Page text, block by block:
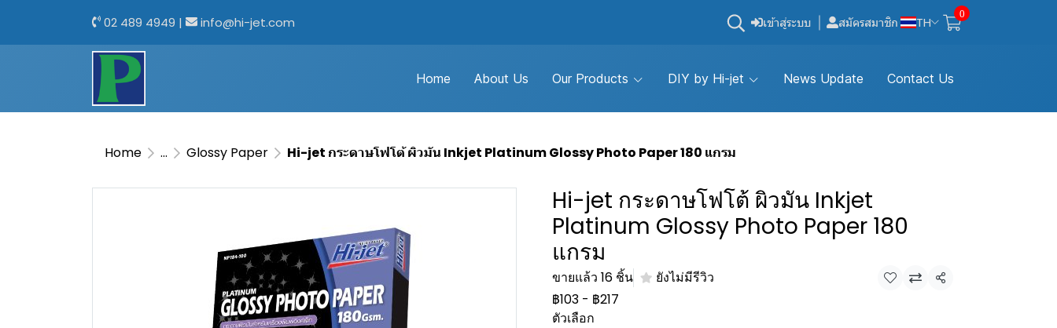
02 489 4949 | info@hi-jet.com เข้าสู่ระบบ สมัครสมาชิก TH
0
Home About Us Our Products DIY by Hi-jet News Update Contact Us
Home ... Glossy Paper Hi-jet กระดาษโฟโต้ ผิวมัน Inkjet Platinum Glossy Photo Paper 180 แกรม
Hi-jet กระดาษโฟโต้ ผิวมัน Inkjet
Platinum Glossy Photo Paper 180
แกรม
ขายแล้ว 16 ชิ้น ยังไม่มีรีวิว
แชร์
฿103 - ฿217
ตัวเลือก